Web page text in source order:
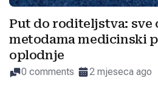
Put do roditeljstva: sve
metodama medicinski
oplodnje
0 comments 2 mjeseca ago